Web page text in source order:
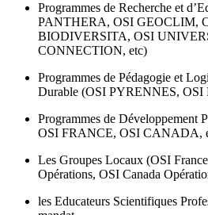
Programmes de Recherche et
PANTHERA, OSI GEOCLIM,
BIODIVERSITA, OSI
CONNECTION, etc)
Programmes de Pédagogie et
Durable (OSI PYRENNES,
Programmes de
OSI FRANCE, OSI CANADA,
Les Groupes Locaux (OSI
Opérations, OSI Canada
les Educateurs Scientifiques